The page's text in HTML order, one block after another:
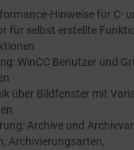
Hinweise für C-
für selbst erstellte
WinCC Benutzer und
über Bildfenster mit
Archive und
Archivierungsarten,